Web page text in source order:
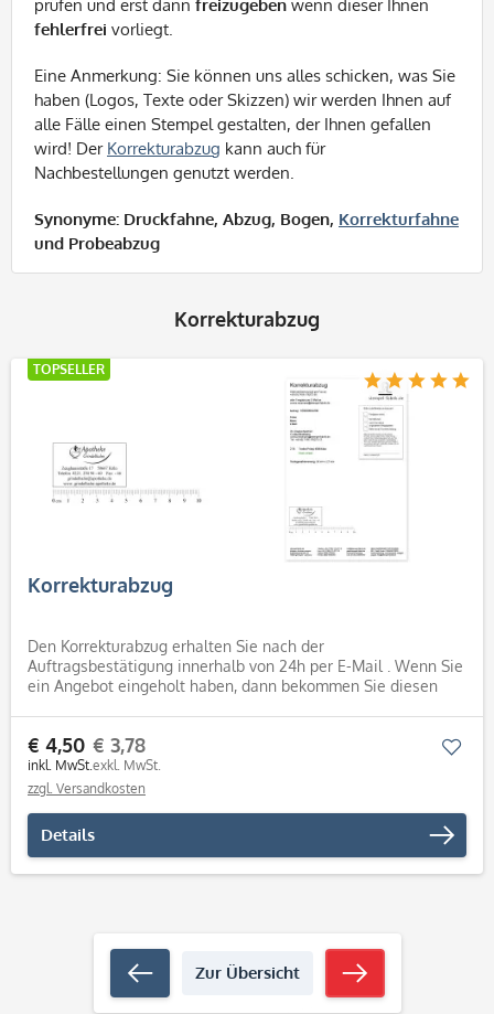
prüfen und erst dann freizugeben wenn dieser Ihnen
fehlerfrei vorliegt.
Eine Anmerkung: Sie können uns alles schicken, was Sie
haben (Logos, Texte oder Skizzen) wir werden Ihnen auf
alle Fälle einen Stempel gestalten, der Ihnen gefallen
wird! Der Korrekturabzug kann auch für
Nachbestellungen genutzt werden.
Synonyme: Druckfahne, Abzug, Bogen, Korrekturfahne
und Probeabzug
Korrekturabzug
TOPSELLER
Korrekturabzug
Den Korrekturabzug erhalten Sie nach der
Auftragsbestätigung innerhalb von 24h per E-Mail . Wenn Sie
ein Angebot eingeholt haben, dann bekommen Sie diesen
€ 4,50
inkl. MwSt.
€ 3,78
exkl. MwSt.
zzgl. Versandkosten
Details
Zur Übersicht